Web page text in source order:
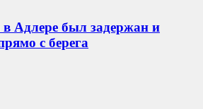
Адлере был задержан и
с берега